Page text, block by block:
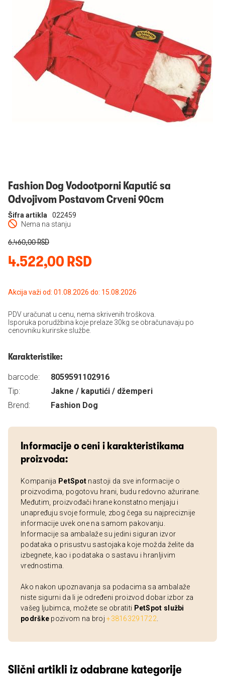
Fashion Dog Vodootporni Kaputić sa
Odvojivom Postavom Crveni 90cm
Nema na stanju
Šifra artikla 022459
4.522,00 RSD
6.460,00 RSD
Akcija važi od: 01.08.2026 do: 15.08.2026
PDV uračunat u cenu, nema skrivenih troškova.
Isporuka porudžbina koje prelaze 30kg se obračunavaju po
cenovniku kurirske službe.
Karakteristike:
barcode:
8059591102916
Tip:
Jakne / kaputići / džemperi
Brend:
Fashion Dog
Informacije o ceni i karakteristikama
proizvoda:
Kompanija PetSpot nastoji da sve informacije o
proizvodima, pogotovu hrani, budu redovno ažurirane.
Međutim, proizvođači hrane konstatno menjaju i
unapređuju svoje formule, zbog čega su najpreciznije
informacije uvek one na samom pakovanju.
Informacije sa ambalaže su jedini siguran izvor
podataka o prisustvu sastojaka koje možda želite da
izbegnete, kao i podataka o sastavu i hranljivim
vrednostima.
Ako nakon upoznavanja sa podacima sa ambalaže
niste sigurni da li je određeni proizvod dobar izbor za
vašeg ljubimca, možete se obratiti PetSpot službi
podrške pozivom na broj+38163291722
Slični artikli iz odabrane kategorije